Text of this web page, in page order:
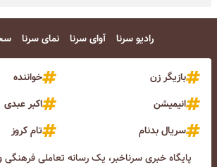
رادیو سرنا آوای سرنا نمای سرنا
بازیگر زن
خواننده
انیمیشن
اکبر عبدی
سریال بدنام
تام کروز
پایگاه خبری سرناخبر، یک رسانه تعاملی